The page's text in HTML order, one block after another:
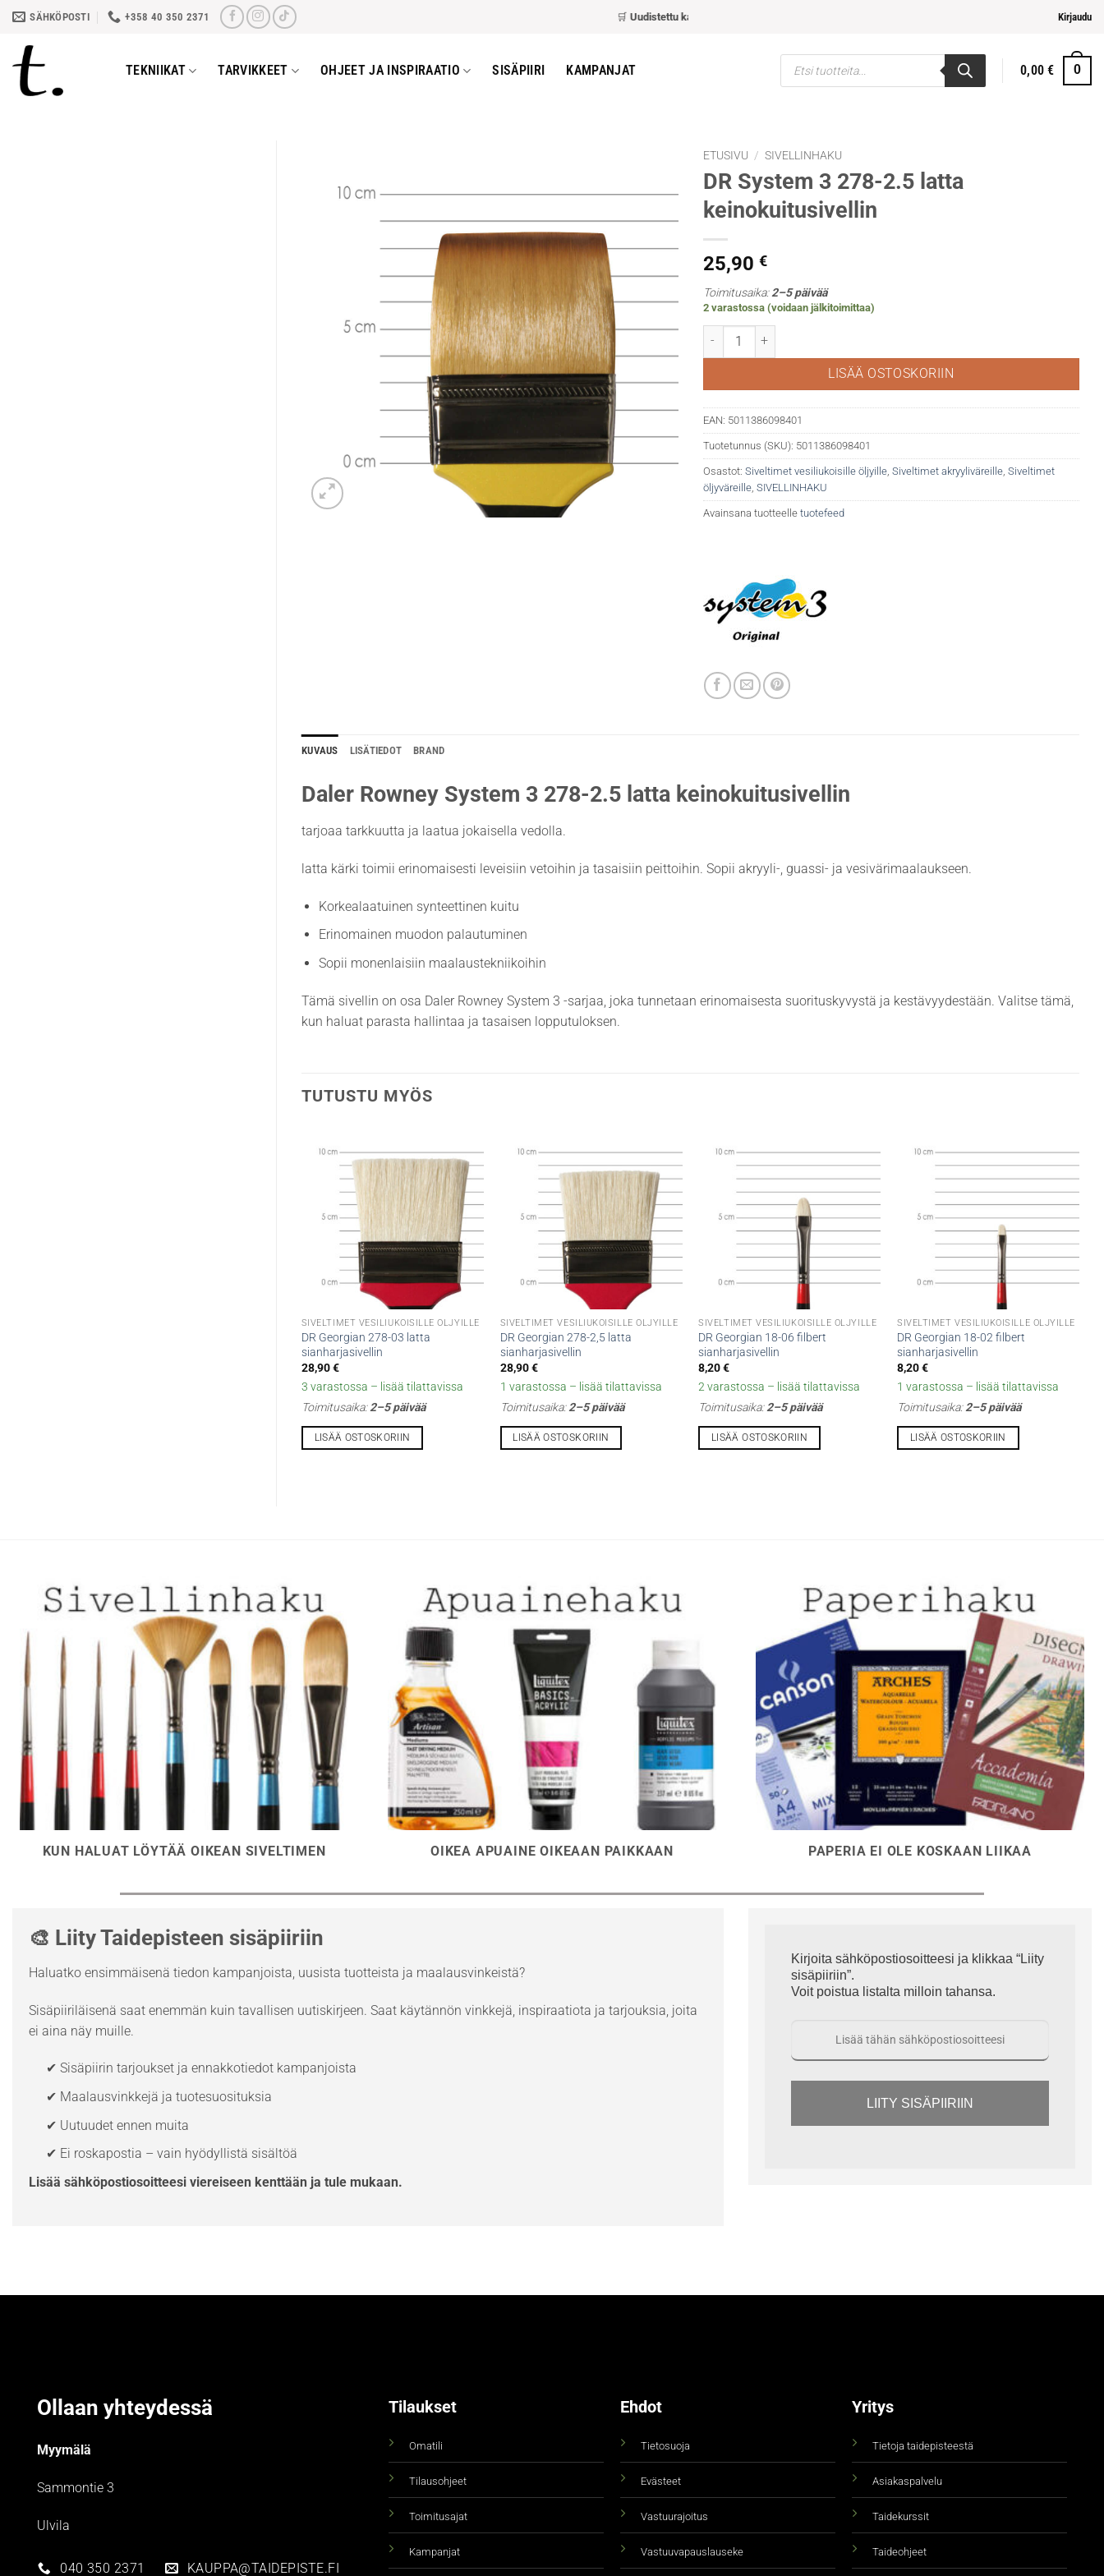
Skip
content
SÄHKÖPOSTI +358 40 350 2371 Uudistettu kassa– nopeampi ja helpompi maksaminen Kirjaudu
TEKNIIKAT TARVIKKEET OHJEET JA INSPIRAATIO SISÄPIIRI KAMPANJAT
Products
search
0,00€ 0
ETUSIVU / SIVELLINHAKU
DR System 3 278-2.5 latta
keinokuitusivellin
25,90 €
Toimitusaika:2–5 päivää
2 varastossa (voidaan jälkitoimittaa)
DR System 3 278-2.5 latta keinokuitusivellin määrä
LISÄÄ OSTOSKORIIN
EAN: 5011386098401
Tuotetunnus (SKU): 5011386098401
Osastot: Siveltimet vesiliukoisille öljyille, Siveltimet akryyliväreille, Siveltimet
öljyväreille, SIVELLINHAKU
Avainsana tuotteelle tuotefeed
KUVAUS LISÄTIEDOT BRAND
Daler Rowney System 3 278-2.5 latta keinokuitusivellin
tarjoaa tarkkuutta ja laatua jokaisella vedolla.
latta kärki toimii erinomaisesti leveisiin vetoihin ja tasaisiin peittoihin. Sopii akryyli-, guassi- ja vesivärimaalaukseen.
Korkealaatuinen synteettinen kuitu
Erinomainen muodon palautuminen
Sopii monenlaisiin maalaustekniikoihin
Tämä sivellin on osa Daler Rowney System 3 -sarjaa, joka tunnetaan erinomaisesta suorituskyvystä ja kestävyydestään. Valitse tämä,
kun haluat parasta hallintaa ja tasaisen lopputuloksen.
TUTUSTU MYÖS
SIVELTIMET VESILIUKOISILLE ÖLJYILLE
DR Georgian 278-03 latta
sianharjasivellin
28,90€
3 varastossa – lisää tilattavissa
Toimitusaika:2–5 päivää
LISÄÄ OSTOSKORIIN
SIVELTIMET VESILIUKOISILLE ÖLJYILLE
DR Georgian 278-2,5 latta
sianharjasivellin
28,90€
1 varastossa – lisää tilattavissa
Toimitusaika:2–5 päivää
LISÄÄ OSTOSKORIIN
SIVELTIMET VESILIUKOISILLE ÖLJYILLE
DR Georgian 18-06 filbert
sianharjasivellin
8,20€
2 varastossa – lisää tilattavissa
Toimitusaika:2–5 päivää
LISÄÄ OSTOSKORIIN
SIVELTIMET VESILIUKOISILLE ÖLJYILLE
DR Georgian 18-02 filbert
sianharjasivellin
8,20€
1 varastossa – lisää tilattavissa
Toimitusaika:2–5 päivää
LISÄÄ OSTOSKORIIN
KUN HALUAT LÖYTÄÄ OIKEAN SIVELTIMEN OIKEA APUAINE OIKEAAN PAIKKAAN PAPERIA EI OLE KOSKAAN LIIKAA
🎨 Liity Taidepisteen sisäpiiriin
Haluatko ensimmäisenä tiedon kampanjoista, uusista tuotteista ja maalausvinkeistä?
Sisäpiiriläisenä saat enemmän kuin tavallisen uutiskirjeen. Saat käytännön vinkkejä, inspiraatiota ja tarjouksia, joita
ei aina näy muille.
✔ Sisäpiirin tarjoukset ja ennakkotiedot kampanjoista
✔ Maalausvinkkejä ja tuotesuosituksia
✔ Uutuudet ennen muita
✔ Ei roskapostia – vain hyödyllistä sisältöä
Lisää sähköpostiosoitteesi viereiseen kenttään ja tule mukaan.
Kirjoita sähköpostiosoitteesi ja klikkaa “Liity
sisäpiiriin”.
Voit poistua listalta milloin tahansa.
LIITY SISÄPIIRIIN
Ollaan yhteydessä
Myymälä
Sammontie 3
Ulvila
040 350 2371 KAUPPA@TAIDEPISTE.FI
Tilaukset
Omatili
Tilausohjeet
Toimitusajat
Kampanjat
Ehdot
Tietosuoja
Evästeet
Vastuurajoitus
Vastuuvapauslauseke
Yritys
Tietoja taidepisteestä
Asiakaspalvelu
Taidekurssit
Taideohjeet